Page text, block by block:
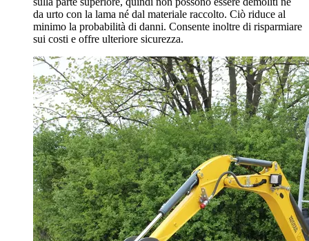
da urto con la lama né dal materiale raccolto. Ciò riduce al
minimo la probabilità di danni. Consente inoltre di risparmiare
sui costi e offre ulteriore sicurezza.